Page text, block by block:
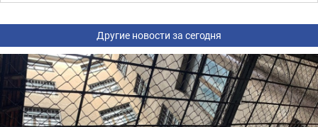
Другие новости за сегодня